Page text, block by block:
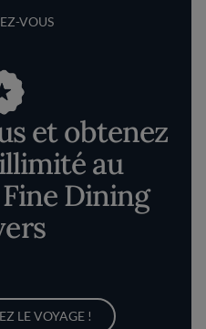
VOUS
et obtenez
au
Dining
LE VOYAGE !